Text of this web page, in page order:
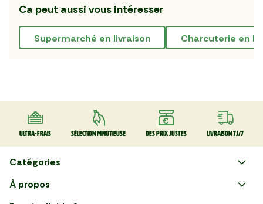
Ca peut aussi vous intéresser
supermarché en livraison Charcuterie en
Ultra-frais Sélection minutieuse Des prix justes Livraison 7J/7
Catégories
Faire ses courses en ligne
À propos